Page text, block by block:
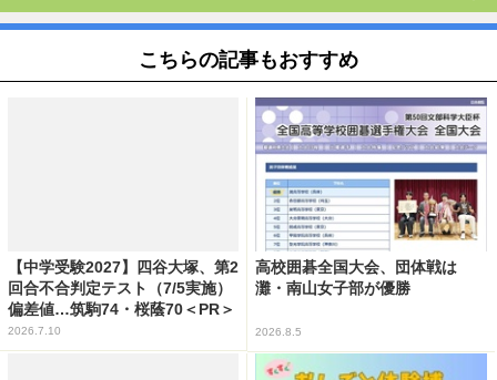
こちらの記事もおすすめ
【中学受験2027】四谷大塚、第2
回合不合判定テスト（7/5実施）
偏差値…筑駒74・桜蔭70＜PR＞
2026.7.10
高校囲碁全国大会、団体戦は
灘・南山女子部が優勝
2026.8.5